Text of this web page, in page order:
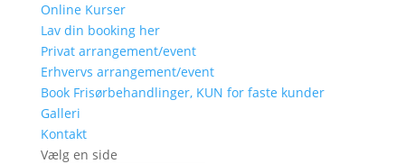
Online Kurser
Lav din booking her
Privat arrangement/event
Erhvervs arrangement/event
Book Frisørbehandlinger, KUN for faste kunder
Galleri
Kontakt
Vælg en side